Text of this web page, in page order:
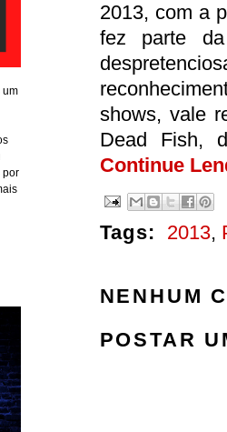
2013, com a
fez parte
shows, vale
Dead Fish,
Continue
Tags: 2013,
NENHUM
POSTAR
um
por